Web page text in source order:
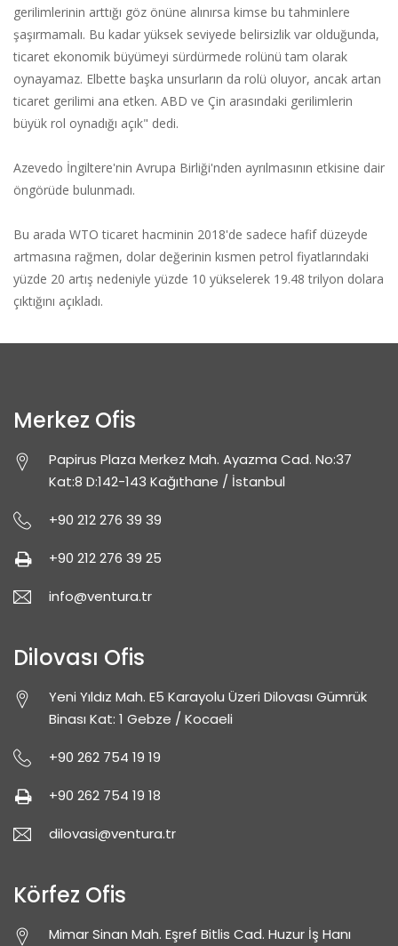
gerilimlerinin arttığı göz önüne alınırsa kimse bu tahminlere
şaşırmamalı. Bu kadar yüksek seviyede belirsizlik var olduğunda,
ticaret ekonomik büyümeyi sürdürmede rolünü tam olarak
oynayamaz. Elbette başka unsurların da rolü oluyor, ancak artan
ticaret gerilimi ana etken. ABD ve Çin arasındaki gerilimlerin
büyük rol oynadığı açık" dedi.
Azevedo İngiltere'nin Avrupa Birliği'nden ayrılmasının etkisine dair
öngörüde bulunmadı.
Bu arada WTO ticaret hacminin 2018'de sadece hafif düzeyde
artmasına rağmen, dolar değerinin kısmen petrol fiyatlarındaki
yüzde 20 artış nedeniyle yüzde 10 yükselerek 19.48 trilyon dolara
çıktığını açıkladı.
Merkez Ofis
Papirus Plaza Merkez Mah. Ayazma Cad. No:37
Kat:8 D:142-143 Kağıthane / İstanbul
+90 212 276 39 39
+90 212 276 39 25
info@ventura.tr
Dilovası Ofis
Yeni Yıldız Mah. E5 Karayolu Üzeri Dilovası Gümrük
Binası Kat: 1 Gebze / Kocaeli
+90 262 754 19 19
+90 262 754 19 18
dilovasi@ventura.tr
Körfez Ofis
Mimar Sinan Mah. Eşref Bitlis Cad. Huzur İş Hanı